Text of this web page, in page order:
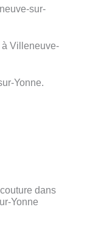
sur-
Villeneuve-
Yonne.
dans
Yonne